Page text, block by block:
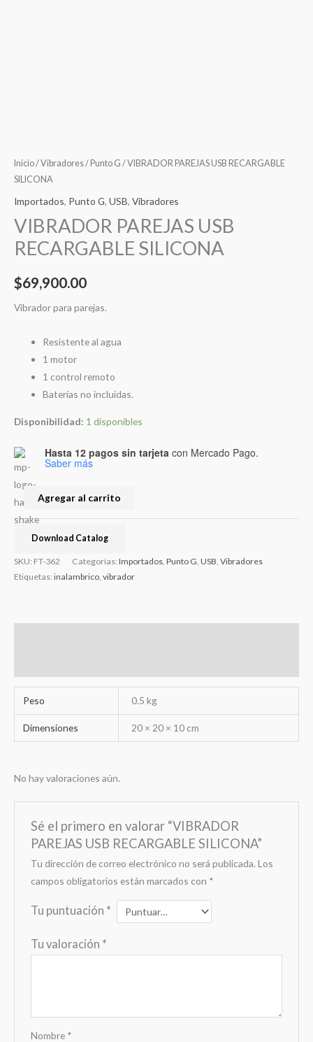
Inicio/Vibradores/ Punto G / VIBRADOR PAREJAS USB RECARGABLE
SILICONA
Importados, Punto G, USB, Vibradores
VIBRADOR PAREJAS USB
RECARGABLE SILICONA
$69,900.00
Vibrador para parejas.
Resistente al agua
1 motor
1 control remoto
Baterías no incluidas.
Disponibilidad: 1 disponibles
Hasta 12 pagos sin tarjeta con Mercado Pago.
Saber más
Agregar al carrito
Download Catalog
SKU: FT-362 Categorías: Importados, Punto G, USB, Vibradores
Etiquetas: inalambrico, vibrador
Peso 0.5 kg
Dimensiones 20 × 20 × 10 cm
No hay valoraciones aún.
Sé el primero en valorar “VIBRADOR
PAREJAS USB RECARGABLE SILICONA”
Tu dirección de correo electrónico no será publicada. Los
campos obligatorios están marcados con *
Tu puntuación *
Tu valoración *
Nombre *